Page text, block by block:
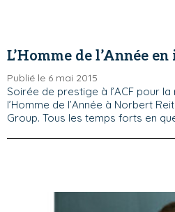
L’Homme de l’Année en
Publié le 6 mai 2015
Soirée de prestige à l’ACF pour la
l’Homme de l’Année à Norbert
Group. Tous les temps forts en